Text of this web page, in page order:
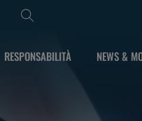
RESPONSABILITÀ NEWS &